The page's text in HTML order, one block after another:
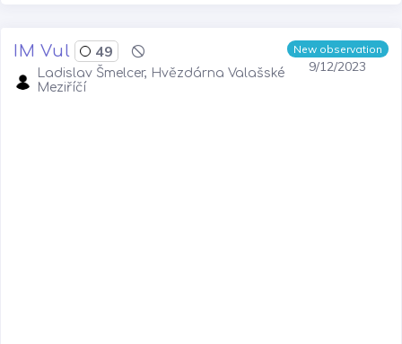
New observation
9/12/2023
IM Vul 49
Ladislav Šmelcer, Hvězdárna Valašské
Meziříčí